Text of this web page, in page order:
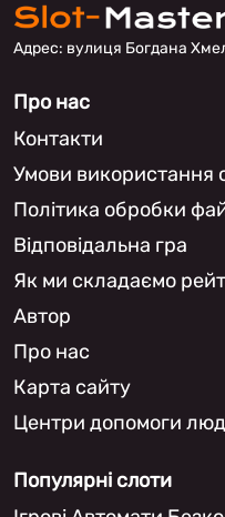
Aдрec: вулиця Богдана
Про нас
Контакти
Умови використання
Політика обробки
Відповідальна гра
Як ми складаємо
Автор
Про нас
Карта сайту
Центри допомоги
Популярні слоти